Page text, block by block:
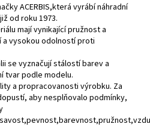
ACERBIS,která vyrábí náhradní
od roku 1973.
mají vynikající pružnost a
vysokou odolností proti
se vyznačují stálostí barev a
tvar podle modelu.
a propracovanosti výrobku. Za
aby nesplňovalo podmínky,